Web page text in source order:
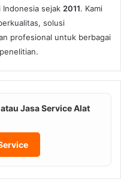
sejak 2011. Kami
solusi
profesional untuk berbagai
Jasa Service Alat